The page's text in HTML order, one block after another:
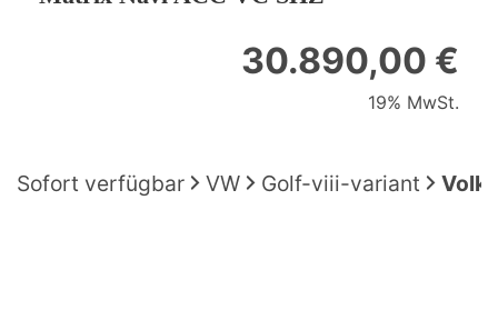
30.890,00 €
19% MwSt.
Sofort verfügbar VW Golf-viii-variant